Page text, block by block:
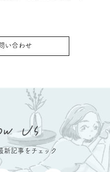
い合わせ
新記事をチェック